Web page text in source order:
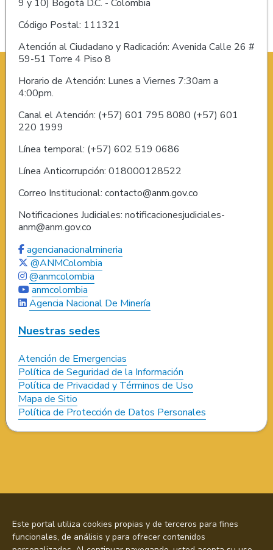
9 y 10) Bogotá D.C. - Colombia
Código Postal: 111321
Atención al Ciudadano y Radicación: Avenida Calle 26 #
59-51 Torre 4 Piso 8
Horario de Atención: Lunes a Viernes 7:30am a
4:00pm.
Canal el Atención: (+57) 601 795 8080 (+57) 601
220 1999
Línea temporal: (+57) 602 519 0686
Línea Anticorrupción: 018000128522
Correo Institucional: contacto@anm.gov.co
Notificaciones Judiciales: notificacionesjudiciales-
anm@anm.gov.co
agencianacionalmineria
@ANMColombia
@anmcolombia
anmcolombia
Agencia Nacional De Minería
Nuestras sedes
Atención de Emergencias
Política de Seguridad de la Información
Política de Privacidad y Términos de Uso
Mapa de Sitio
Política de Protección de Datos Personales
Este portal utiliza cookies propias y de terceros para fines
funcionales, de análisis y para ofrecer contenidos